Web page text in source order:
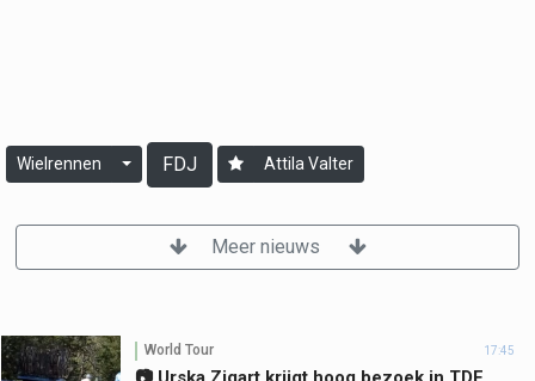
Wielrennen FDJ Attila Valter
Meer nieuws
World Tour 17:45